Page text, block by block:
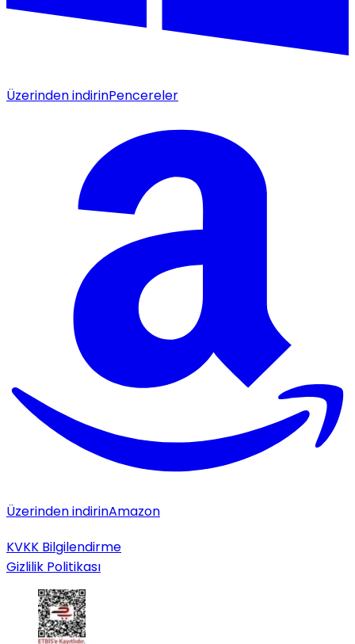
Üzerinden indirinPencereler
Üzerinden indirinAmazon
KVKK Bilgilendirme
Gizlilik Politikası